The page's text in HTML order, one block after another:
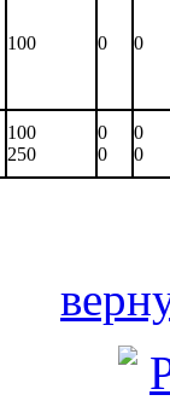
100 0 0
100
250
0
0
0
0